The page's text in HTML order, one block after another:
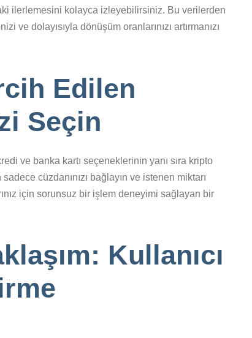
ilerlemesini kolayca izleyebilirsiniz. Bu verilerden
ve dolayısıyla dönüşüm oranlarınızı artırmanızı
Edilen
Seçin
ve banka kartı seçeneklerinin yanı sıra kripto
cüzdanınızı bağlayın ve istenen miktarı
için sorunsuz bir işlem deneyimi sağlayan bir
Kullanıcı